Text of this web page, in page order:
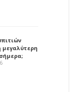
μεγαλύτερη